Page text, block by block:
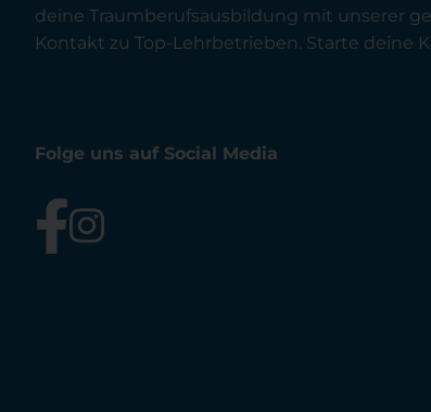
deine Traumberufsausbildung mit unserer
Kontakt zu Top-Lehrbetrieben. Starte deine
Folge uns auf Social Media